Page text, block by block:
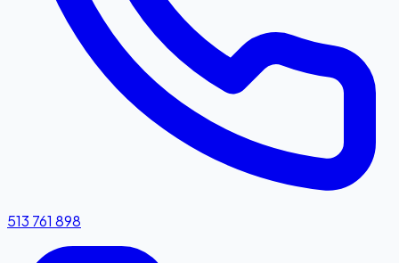
513 761 898